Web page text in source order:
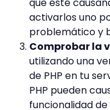
activarlos uno
problemático y
Comprobar la
utilizando una
de PHP en tu
PHP pueden
funcionalidad